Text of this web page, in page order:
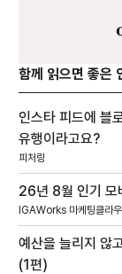
함께 읽으면 좋은
인스타 피드에 블
유행이라고요?
피처링
26년 8월 인기 모
IGAWorks 마케팅클라
예산을 늘리지 않
(1편)